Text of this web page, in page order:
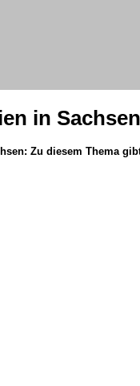
in Sachsen
Zu diesem Thema